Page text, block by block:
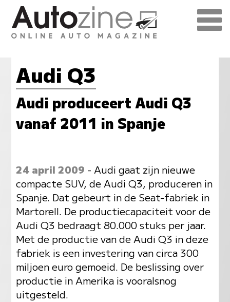
Audi Q3
Audi produceert Audi Q3
vanaf 2011 in Spanje
24 april 2009 - Audi gaat zijn nieuwe
compacte SUV, de Audi Q3, produceren in
Spanje. Dat gebeurt in de Seat-fabriek in
Martorell. De productiecapaciteit voor de
Audi Q3 bedraagt 80.000 stuks per jaar.
Met de productie van de Audi Q3 in deze
fabriek is een investering van circa 300
miljoen euro gemoeid. De beslissing over
productie in Amerika is vooralsnog
uitgesteld.